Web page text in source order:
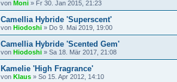
von Moni » Fr 30. Jan 2015, 21:23
Camellia Hybride 'Superscent'
von Hiodoshi » Do 9. Mai 2019, 19:00
Camellia Hybride 'Scented Gem'
von Hiodoshi » Sa 18. Mär 2017, 21:08
Kamelie 'High Fragrance'
von Klaus » So 15. Apr 2012, 14:10